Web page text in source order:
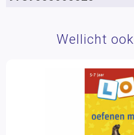
Wellicht ook